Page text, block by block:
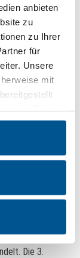
anbieten
zu
zu Ihrer
für
Unsere
mit
Praxis mit
Wortlaut kann
Wohnung für
oder für
und
Hier setzt
für
wegen
zu ihrer
zu einer
Die 3.